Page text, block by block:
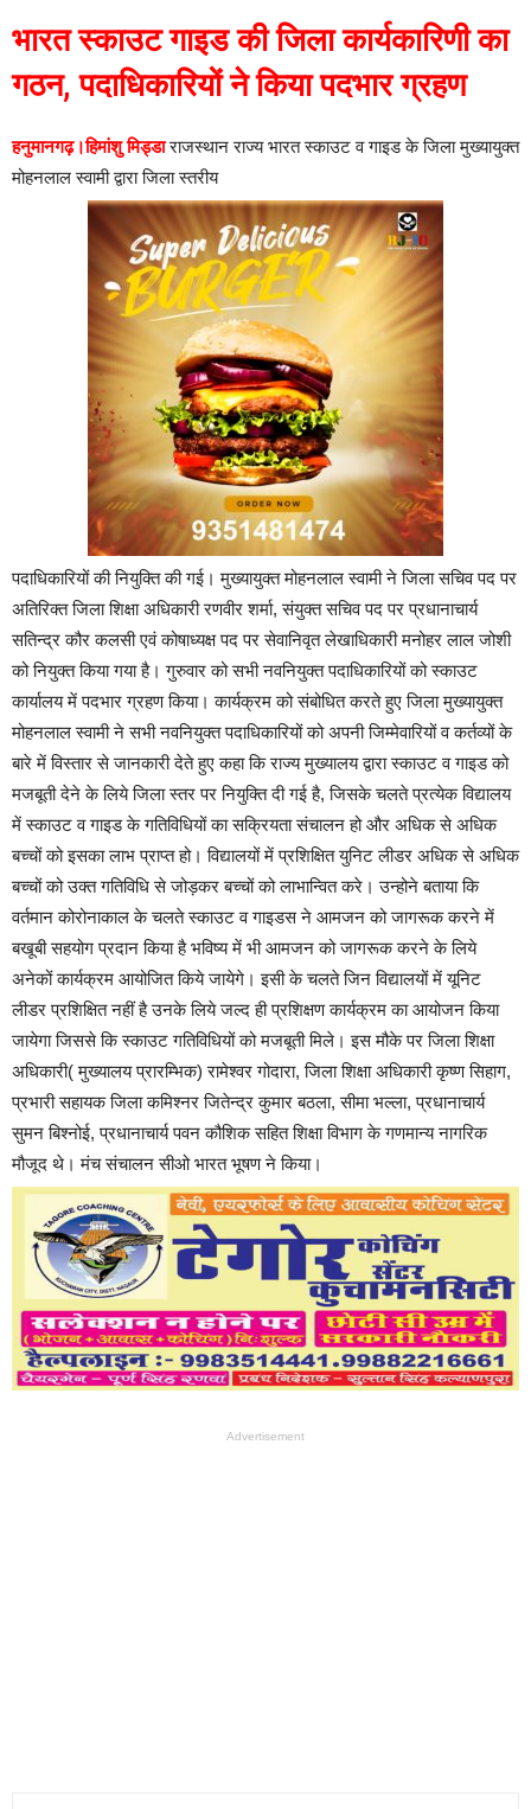
भारत स्काउट गाइड की जिला कार्यकारिणी का
गठन, पदाधिकारियों ने किया पदभार ग्रहण
हनुमानगढ़।हिमांशु मिड्डाराजस्थान राज्य भारत स्काउट व गाइड के जिला मुख्यायुक्त
मोहनलाल स्वामी द्वारा जिला स्तरीय
पदाधिकारियों की नियुक्ति की गई। मुख्यायुक्त मोहनलाल स्वामी ने जिला सचिव पद पर
अतिरिक्त जिला शिक्षा अधिकारी रणवीर शर्मा, संयुक्त सचिव पद पर प्रधानाचार्य
सतिन्द्र कौर कलसी एवं कोषाध्यक्ष पद पर सेवानिवृत लेखाधिकारी मनोहर लाल जोशी
को नियुक्त किया गया है। गुरुवार को सभी नवनियुक्त पदाधिकारियों को स्काउट
कार्यालय में पदभार ग्रहण किया। कार्यक्रम को संबोधित करते हुए जिला मुख्यायुक्त
मोहनलाल स्वामी ने सभी नवनियुक्त पदाधिकारियों को अपनी जिम्मेवारियों व कर्तव्यों के
बारे में विस्तार से जानकारी देते हुए कहा कि राज्य मुख्यालय द्वारा स्काउट व गाइड को
मजबूती देने के लिये जिला स्तर पर नियुक्ति दी गई है, जिसके चलते प्रत्येक विद्यालय
में स्काउट व गाइड के गतिविधियों का सक्रियता संचालन हो और अधिक से अधिक
बच्चों को इसका लाभ प्राप्त हो। विद्यालयों में प्रशिक्षित युनिट लीडर अधिक से अधिक
बच्चों को उक्त गतिविधि से जोड़कर बच्चों को लाभान्वित करे। उन्होने बताया कि
वर्तमान कोरोनाकाल के चलते स्काउट व गाइडस ने आमजन को जागरूक करने में
बखूबी सहयोग प्रदान किया है भविष्य में भी आमजन को जागरूक करने के लिये
अनेकों कार्यक्रम आयोजित किये जायेगे। इसी के चलते जिन विद्यालयों में यूनिट
लीडर प्रशिक्षित नहीं है उनके लिये जल्द ही प्रशिक्षण कार्यक्रम का आयोजन किया
जायेगा जिससे कि स्काउट गतिविधियों को मजबूती मिले। इस मौके पर जिला शिक्षा
अधिकारी( मुख्यालय प्रारम्भिक) रामेश्वर गोदारा, जिला शिक्षा अधिकारी कृष्ण सिहाग,
प्रभारी सहायक जिला कमिश्नर जितेन्द्र कुमार बठला, सीमा भल्ला, प्रधानाचार्य
सुमन बिश्नोई, प्रधानाचार्य पवन कौशिक सहित शिक्षा विभाग के गणमान्य नागरिक
मौजूद थे। मंच संचालन सीओ भारत भूषण ने किया।
Advertisement